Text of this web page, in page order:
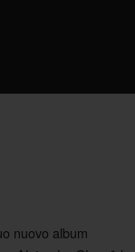
nuovo album